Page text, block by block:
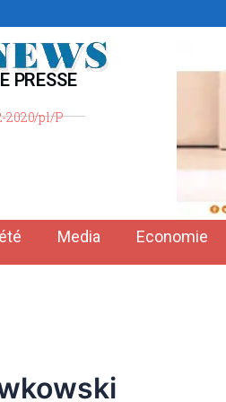
PRESSE
2020/pl/P
Media Economie